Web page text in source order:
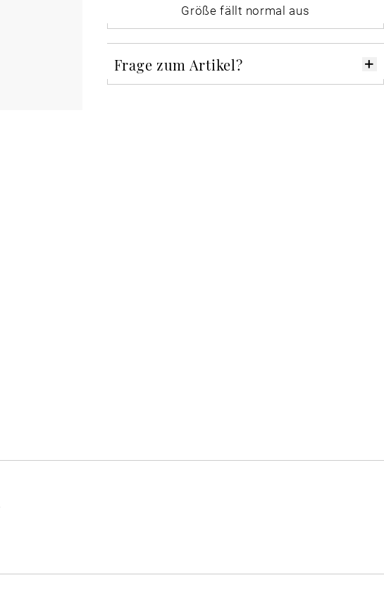
Größe fällt normal aus
Frage zum Artikel?